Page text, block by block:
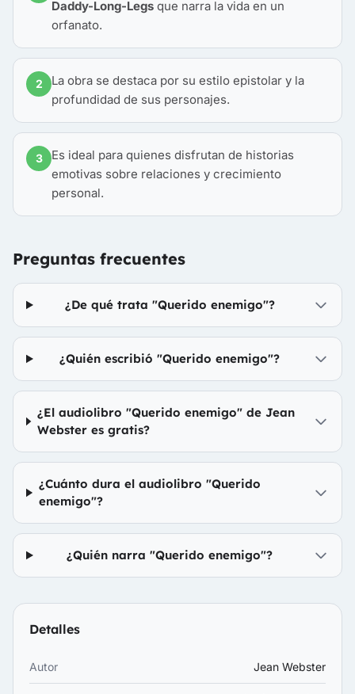
Daddy-Long-Legs que narra la vida en un
orfanato.
2
La obra se destaca por su estilo epistolar y la
profundidad de sus personajes.
3
Es ideal para quienes disfrutan de historias
emotivas sobre relaciones y crecimiento
personal.
Preguntas frecuentes
¿De qué trata "Querido enemigo"?
¿Quién escribió "Querido enemigo"?
¿El audiolibro "Querido enemigo" de Jean
Webster es gratis?
¿Cuánto dura el audiolibro "Querido
enemigo"?
¿Quién narra "Querido enemigo"?
Detalles
Autor Jean Webster